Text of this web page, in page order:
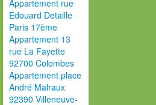
Appartement rue
Edouard Detaille
Paris 17ème
Appartement 13
rue La Fayette
92700 Colombes
Appartement place
André Malraux
92390 Villeneuve-